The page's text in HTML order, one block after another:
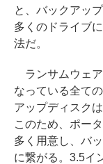
と、バックアッ
多くのドライブ
法だ。
ランサムウェア
なっている全て
アップディスク
このため、ポー
多く用意し、バ
に繋がる。3.5イ